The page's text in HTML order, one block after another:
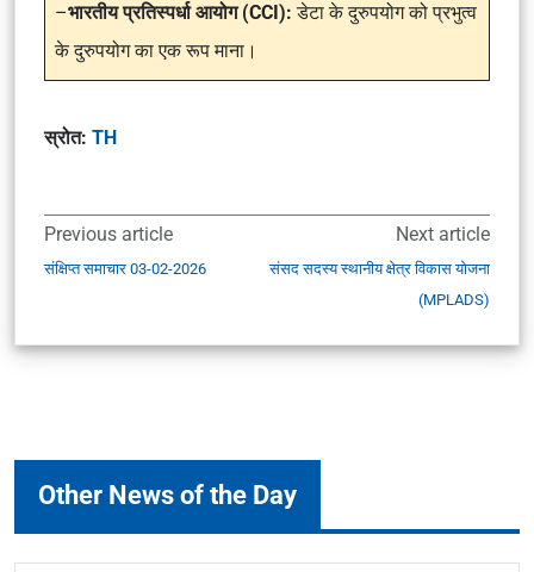
–भारतीय प्रतिस्पर्धा आयोग (CCI): डेटा के दुरुपयोग को प्रभुत्व
के दुरुपयोग का एक रूप माना।
स्रोत: TH
Previous article
संक्षिप्त समाचार 03-02-2026
Next article
संसद सदस्य स्थानीय क्षेत्र विकास योजना
(MPLADS)
Other News of the Day